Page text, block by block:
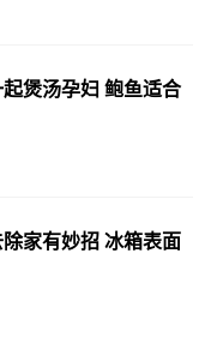
煲汤孕妇 鲍鱼适合
家有妙招 冰箱表面